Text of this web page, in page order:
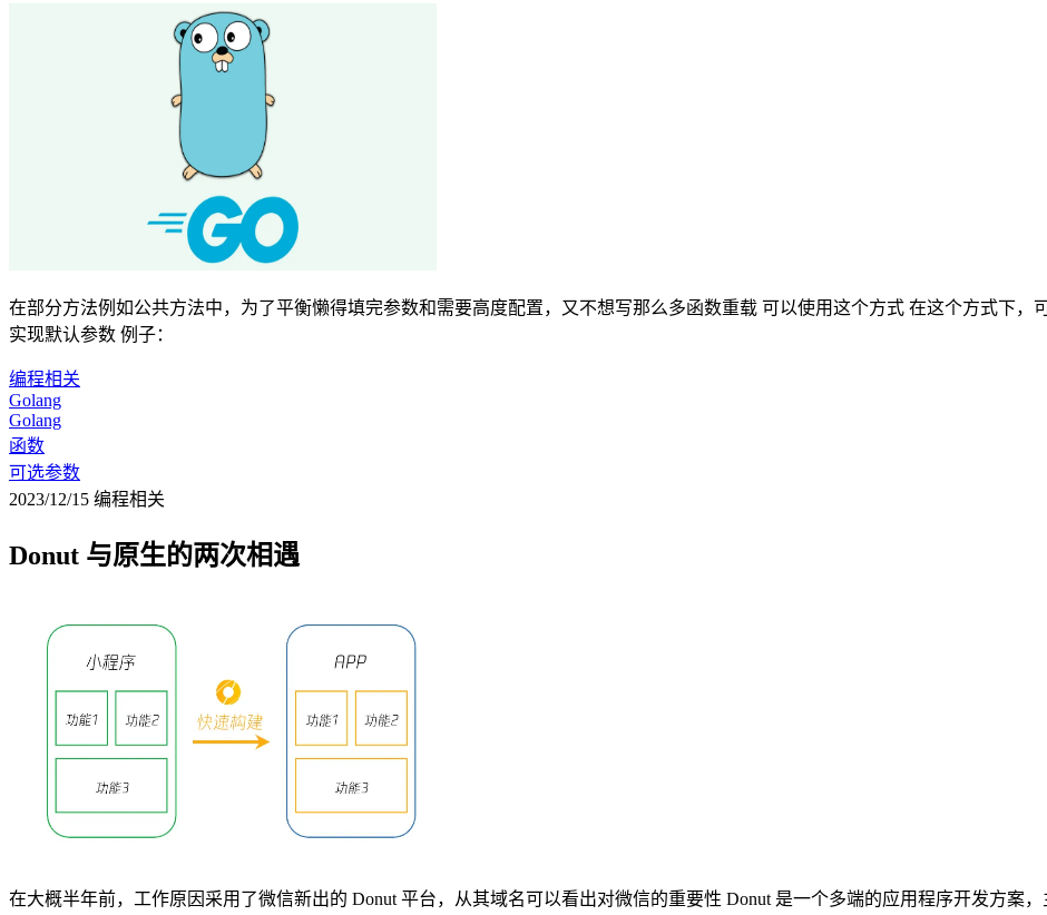
在部分方法例如公共方法中，为了平衡懒得填完参数和需要高度配置，又不想写那么多函数重载 可以使用这个方式 在这个方式下
实现默认参数 例子：
编程相关
Golang
Golang
函数
可选参数
2023/12/15 编程相关
Donut 与原生的两次相遇
在大概半年前，工作原因采用了微信新出的 Donut 平台，从其域名可以看出对微信的重要性 Donut 是一个多端的应用程序开发方案